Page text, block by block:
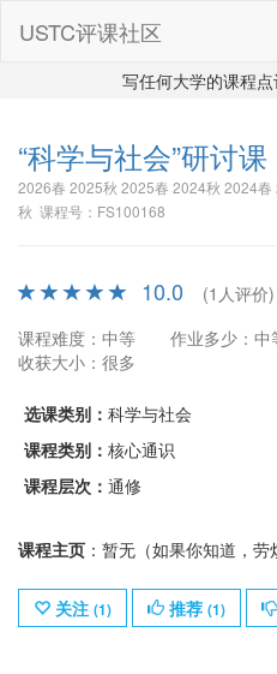
USTC评课社区
写任何大学的课程点
“科学与社会”研讨课
2026春 2025秋 2025春 2024秋 2024
秋 课程号：FS100168
10.0
(1人评价)
课程难度：中等
作业多少：中
收获大小：很多
选课类别： 科学与社会
课程类别： 核心通识
课程层次： 通修
课程主页 ：暂无（如果你知道，劳
关注 (1) 推荐 (1)